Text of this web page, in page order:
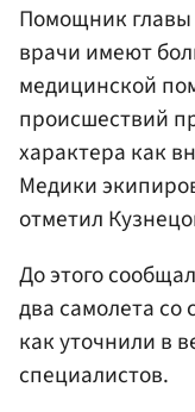
Помощник главы
врачи имеют
медицинской
происшествий
характера как
Медики
отметил
До этого
два самолета со
как уточнили в
специалистов.